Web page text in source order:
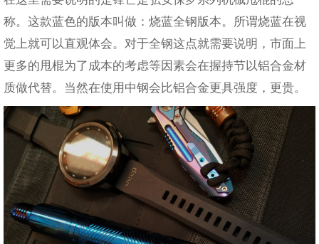
称。这款蓝色的版本叫做：烧蓝全钢版本。所谓烧蓝在视
觉上就可以直观体会。对于全钢这点就需要说明，市面上
更多的甩棍为了成本的考虑等因素会在握持节以铝合金材
质做代替。当然在使用中钢会比铝合金更具强度，更贵。